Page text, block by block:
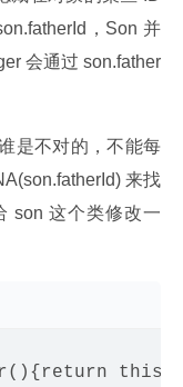
，Son 并
会通过 son.father
是不对的，不能每
来找
son 这个类修改一